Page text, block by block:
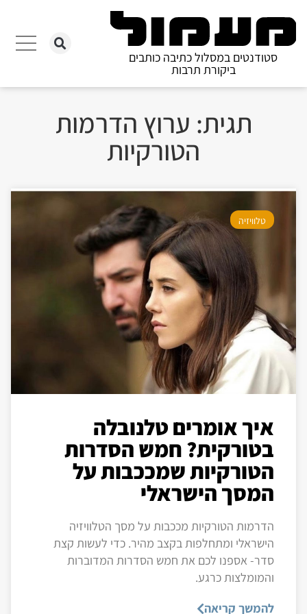
סטודנטים במסלול כתיבה כותבים
ביקורת תרבות
תגית: ערוץ הדרמות
הטורקיות
טלוויזיה
איך אומרים טלנובלה
בטורקית? חמש הסדרות
הטורקיות שמככבות על
המסך הישראלי
הדרמות הטורקיות מככבות על מסך הטלוויזיה
הישראלי ומתחלפות בקצב מהיר. כדי לעשות קצת
סדר- אספנו לכם את חמש הסדרות המדוברות
והמומלצות כרגע.
להמשך קריאה